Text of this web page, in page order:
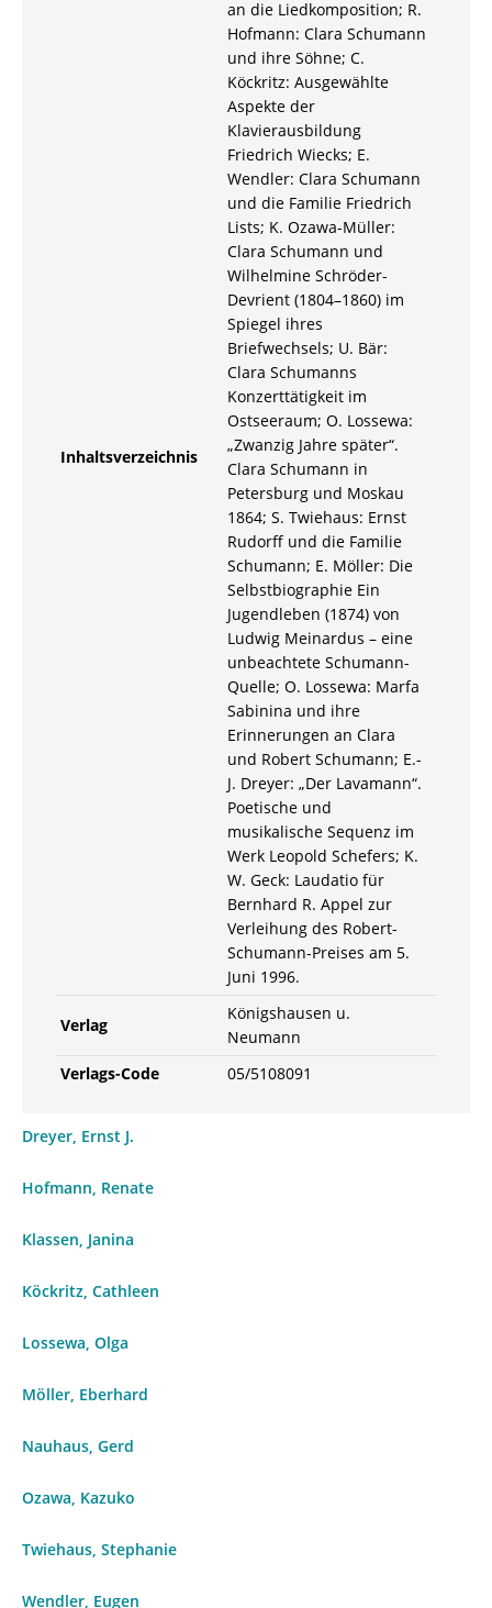
Inhaltsverzeichnis
an die Liedkomposition; R.
Hofmann: Clara Schumann
und ihre Söhne; C.
Köckritz: Ausgewählte
Aspekte der
Klavierausbildung
Friedrich Wiecks; E.
Wendler: Clara Schumann
und die Familie Friedrich
Lists; K. Ozawa-Müller:
Clara Schumann und
Wilhelmine Schröder-
Devrient (1804–1860) im
Spiegel ihres
Briefwechsels; U. Bär:
Clara Schumanns
Konzerttätigkeit im
Ostseeraum; O. Lossewa:
„Zwanzig Jahre später“.
Clara Schumann in
Petersburg und Moskau
1864; S. Twiehaus: Ernst
Rudorff und die Familie
Schumann; E. Möller: Die
Selbstbiographie Ein
Jugendleben (1874) von
Ludwig Meinardus – eine
unbeachtete Schumann-
Quelle; O. Lossewa: Marfa
Sabinina und ihre
Erinnerungen an Clara
und Robert Schumann; E.-
J. Dreyer: „Der Lavamann“.
Poetische und
musikalische Sequenz im
Werk Leopold Schefers; K.
W. Geck: Laudatio für
Bernhard R. Appel zur
Verleihung des Robert-
Schumann-Preises am 5.
Juni 1996.
Verlag
Königshausen u.
Neumann
Verlags-Code
05/5108091
Dreyer, Ernst J.
Hofmann, Renate
Klassen, Janina
Köckritz, Cathleen
Lossewa, Olga
Möller, Eberhard
Nauhaus, Gerd
Ozawa, Kazuko
Twiehaus, Stephanie
Wendler, Eugen